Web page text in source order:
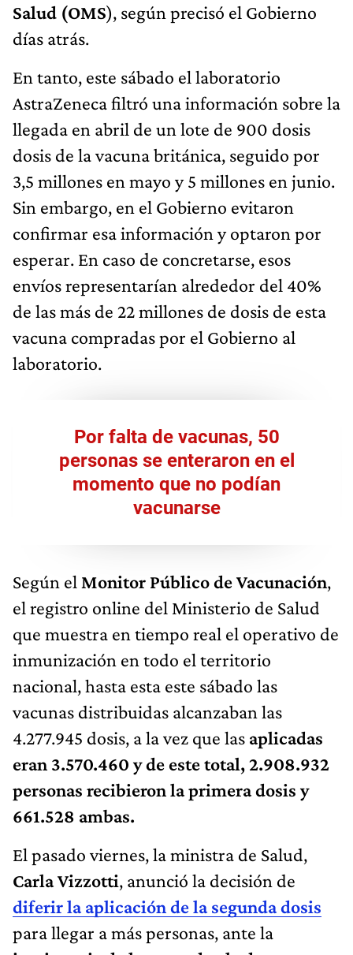
Salud (OMS), según precisó el Gobierno
días atrás.
En tanto, este sábado el laboratorio
AstraZeneca filtró una información sobre la
llegada en abril de un lote de 900 dosis
dosis de la vacuna británica, seguido por
3,5 millones en mayo y 5 millones en junio.
Sin embargo, en el Gobierno evitaron
confirmar esa información y optaron por
esperar. En caso de concretarse, esos
envíos representarían alrededor del 40%
de las más de 22 millones de dosis de esta
vacuna compradas por el Gobierno al
laboratorio.
Por falta de vacunas, 50
personas se enteraron en el
momento que no podían
vacunarse
Según el Monitor Público de Vacunación,
el registro online del Ministerio de Salud
que muestra en tiempo real el operativo de
inmunización en todo el territorio
nacional, hasta esta este sábado las
vacunas distribuidas alcanzaban las
4.277.945 dosis, a la vez que las aplicadas
eran 3.570.460 y de este total, 2.908.932
personas recibieron la primera dosis y
661.528 ambas.
El pasado viernes, la ministra de Salud,
Carla Vizzotti, anunció la decisión de
diferir la aplicación de la segunda dosis
para llegar a más personas, ante la